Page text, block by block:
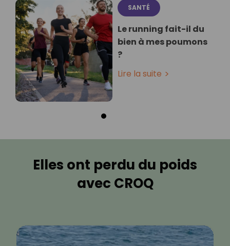
SANTÉ
Le running fait-il du
bien à mes poumons
?
Lire la suite
Elles ont perdu du poids
avec CROQ